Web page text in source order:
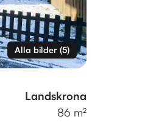
Alla bilder(5)
Landskrona
86 m²